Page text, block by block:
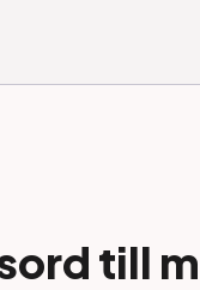
till